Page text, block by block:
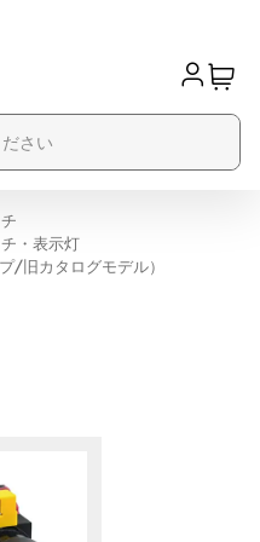
・表示灯
/旧カタログモデル）